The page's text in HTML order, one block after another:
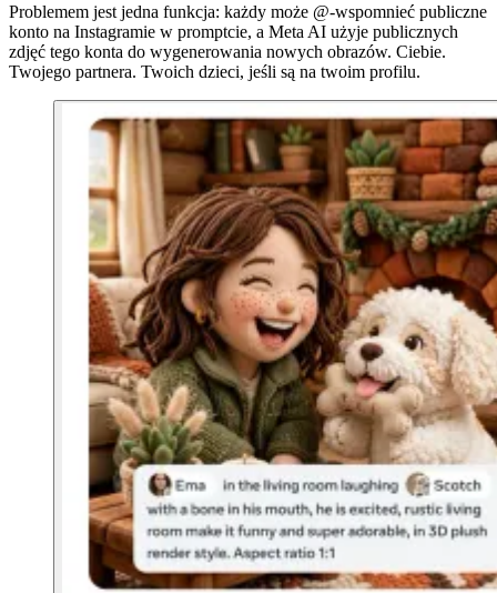
Problemem jest jedna funkcja: każdy może @-wspomnieć publiczne
konto na Instagramie w promptcie, a Meta AI użyje publicznych
zdjęć tego konta do wygenerowania nowych obrazów. Ciebie.
Twojego partnera. Twoich dzieci, jeśli są na twoim profilu.